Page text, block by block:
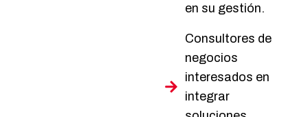
en su gestión.
Consultores de
negocios
interesados en
integrar